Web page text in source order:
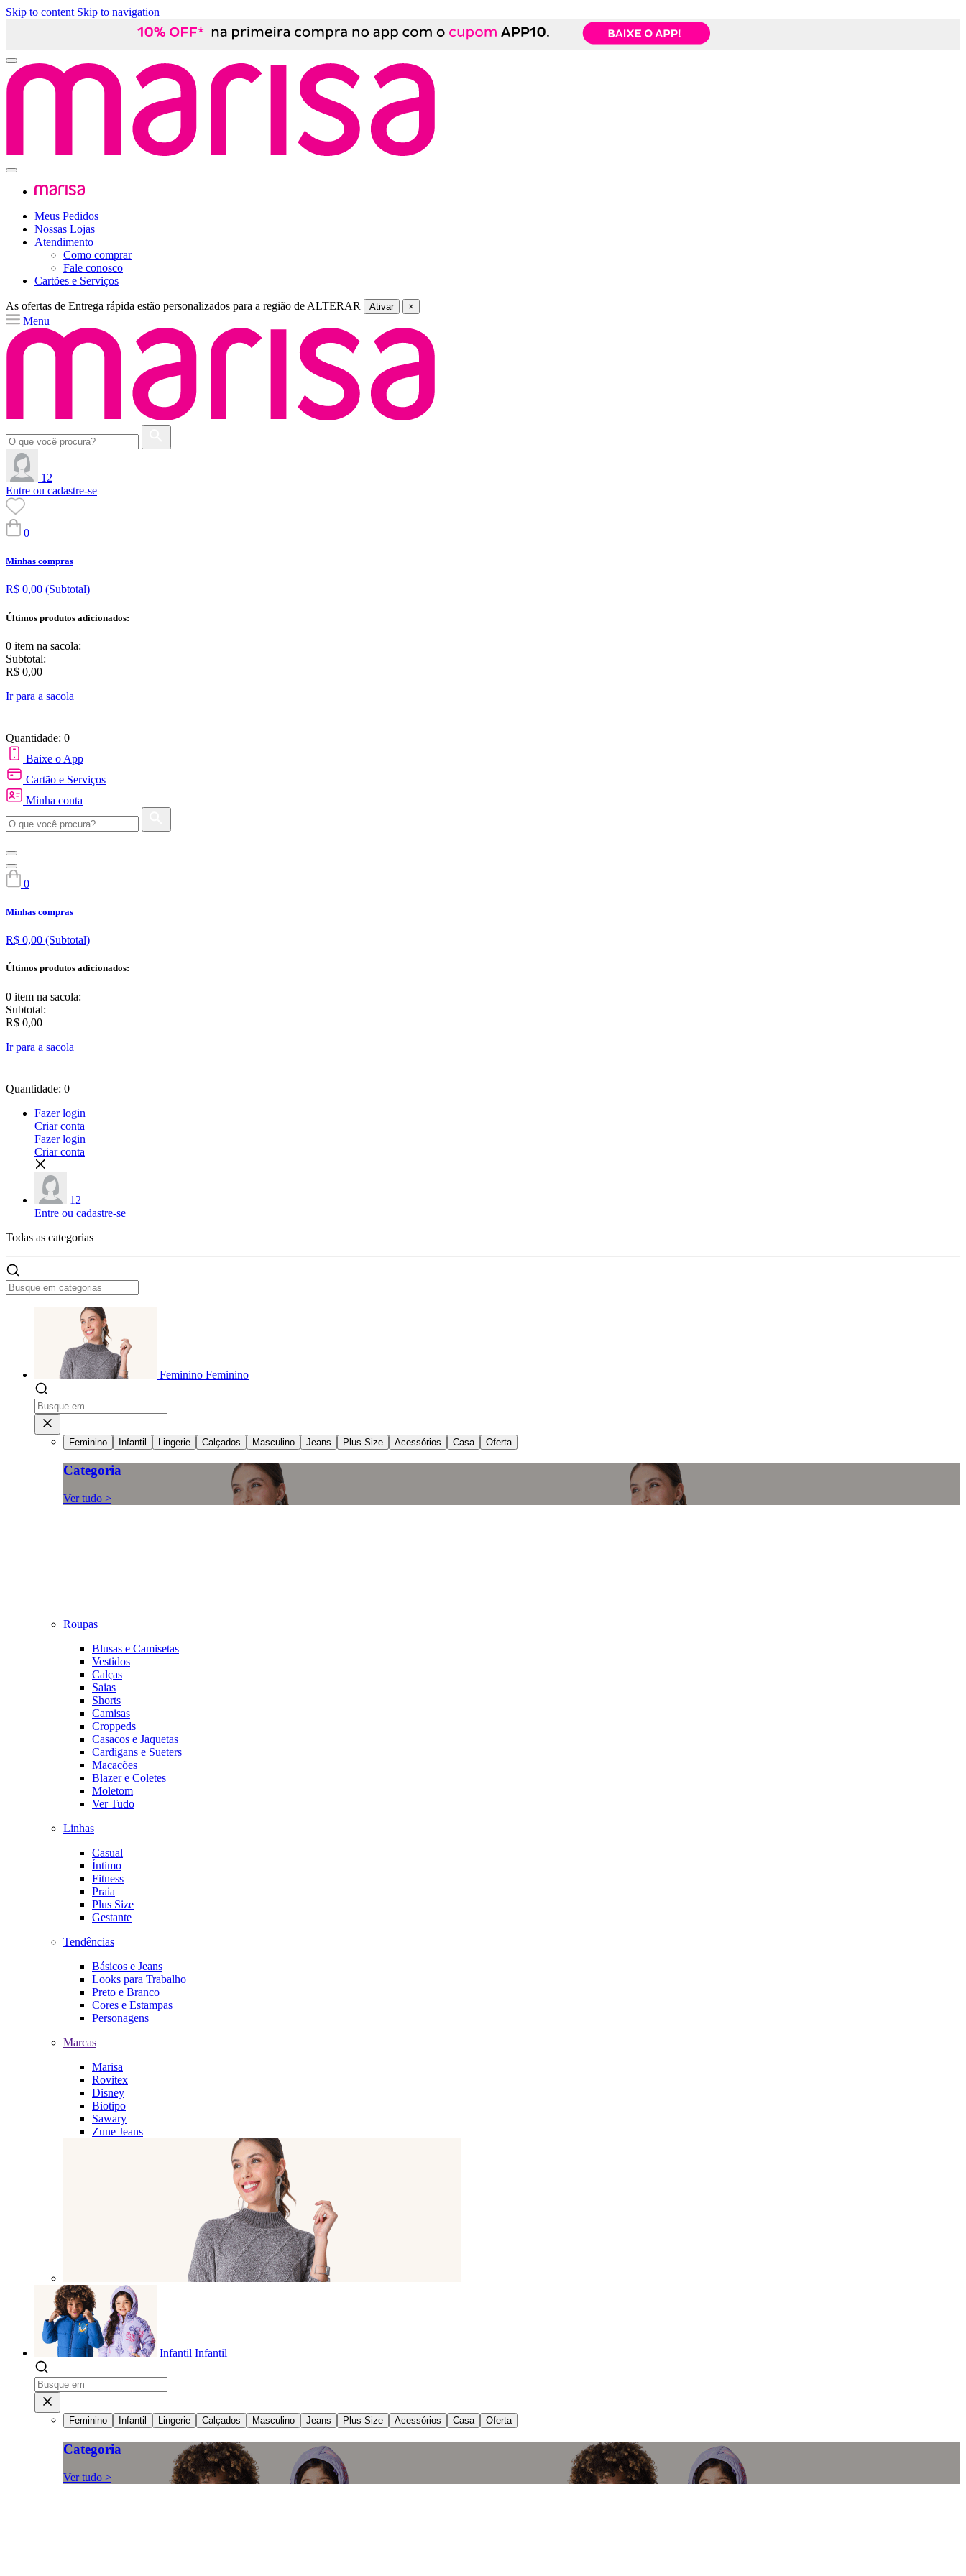
Skip to content Skip to navigation
Meus Pedidos
Nossas Lojas
Atendimento
Como comprar
Fale conosco
Cartões e Serviços
As ofertas de Entrega rápida estão personalizados para a região de ALTERAR Ativar ×
Menu
12
Entre ou cadastre-se
0
Minhas compras
R$ 0,00 (Subtotal)
Últimos produtos adicionados:
0 item na sacola:
Subtotal:
R$ 0,00
Ir para a sacola
Quantidade: 0
Baixe o App
Cartão e Serviços
Minha conta
0
Minhas compras
R$ 0,00 (Subtotal)
Últimos produtos adicionados:
0 item na sacola:
Subtotal:
R$ 0,00
Ir para a sacola
Quantidade: 0
Fazer login
Criar conta
Fazer login
Criar conta
12
Entre ou cadastre-se
Todas as categorias
Feminino Feminino
Feminino Infantil Lingerie Calçados Masculino Jeans Plus Size Acessórios Casa Oferta
Categoria
Ver tudo >
Roupas
Blusas e Camisetas
Vestidos
Calças
Saias
Shorts
Camisas
Croppeds
Casacos e Jaquetas
Cardigans e Sueters
Macacões
Blazer e Coletes
Moletom
Ver Tudo
Linhas
Casual
Íntimo
Fitness
Praia
Plus Size
Gestante
Tendências
Básicos e Jeans
Looks para Trabalho
Preto e Branco
Cores e Estampas
Personagens
Marcas
Marisa
Rovitex
Disney
Biotipo
Sawary
Zune Jeans
Infantil Infantil
Feminino Infantil Lingerie Calçados Masculino Jeans Plus Size Acessórios Casa Oferta
Categoria
Ver tudo >